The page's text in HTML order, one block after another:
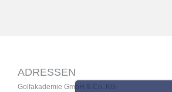
ADRESSEN
Golfakademie GmbH & Co. KG